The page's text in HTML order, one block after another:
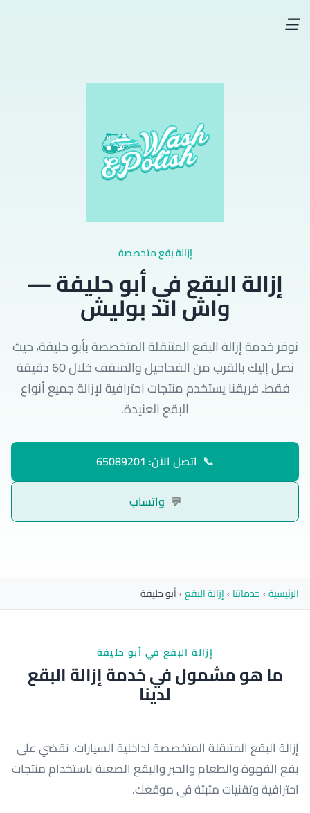
☰
إزالة بقع متخصصة
إزالة البقع في أبو حليفة —
واش اند بوليش
نوفر خدمة إزالة البقع المتنقلة المتخصصة بأبو حليفة، حيث
نصل إليك بالقرب من الفحاحيل والمنقف خلال 60 دقيقة
فقط. فريقنا يستخدم منتجات احترافية لإزالة جميع أنواع
البقع العنيدة.
📞 اتصل الآن: 65089201
💬 واتساب
الرئيسية›خدماتنا›إزالة البقع›أبو حليفة
إزالة البقع في أبو حليفة
ما هو مشمول في خدمة إزالة البقع
لدينا
إزالة البقع المتنقلة المتخصصة لداخلية السيارات. نقضي على
بقع القهوة والطعام والحبر والبقع الصعبة باستخدام منتجات
احترافية وتقنيات مثبتة في موقعك.